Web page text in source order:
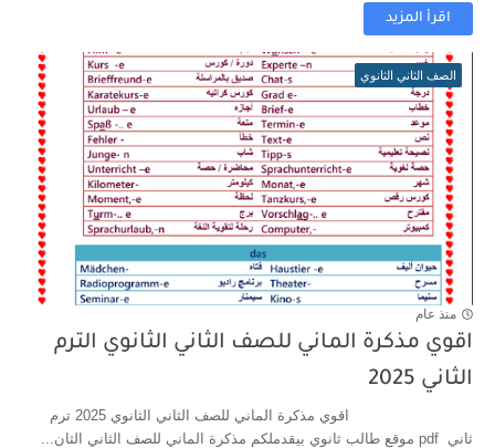
اقرأ المزيد
الصف الثاني الثانوي
منذ عام
اقوي مذكرة الماني للصف الثاني الثانوي الترم
الثاني 2025
اقوي مذكرة الماني للصف الثاني الثانوي 2025 ترم
ثاني pdf موقع طالب ثانوي بيقدملكم مذكرة الماني للصف الثاني الثان...